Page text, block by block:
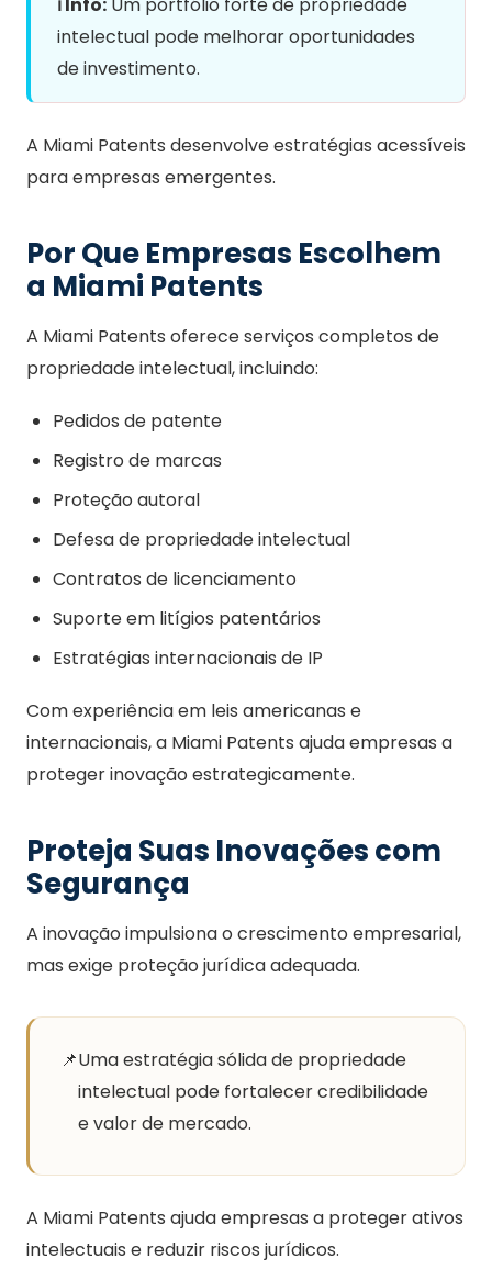
ℹ️ Info: Um portfólio forte de propriedade
intelectual pode melhorar oportunidades
de investimento.
A Miami Patents desenvolve estratégias acessíveis
para empresas emergentes.
Por Que Empresas Escolhem
a Miami Patents
A Miami Patents oferece serviços completos de
propriedade intelectual, incluindo:
Pedidos de patente
Registro de marcas
Proteção autoral
Defesa de propriedade intelectual
Contratos de licenciamento
Suporte em litígios patentários
Estratégias internacionais de IP
Com experiência em leis americanas e
internacionais, a Miami Patents ajuda empresas a
proteger inovação estrategicamente.
Proteja Suas Inovações com
Segurança
A inovação impulsiona o crescimento empresarial,
mas exige proteção jurídica adequada.
📌Uma estratégia sólida de propriedade
intelectual pode fortalecer credibilidade
e valor de mercado.
A Miami Patents ajuda empresas a proteger ativos
intelectuais e reduzir riscos jurídicos.